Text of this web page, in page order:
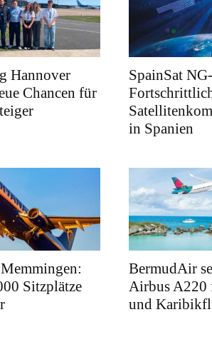
Hannover
Chancen für
SpainSat
in Spanien
Sitzplätze
BermudAir
Airbus
und